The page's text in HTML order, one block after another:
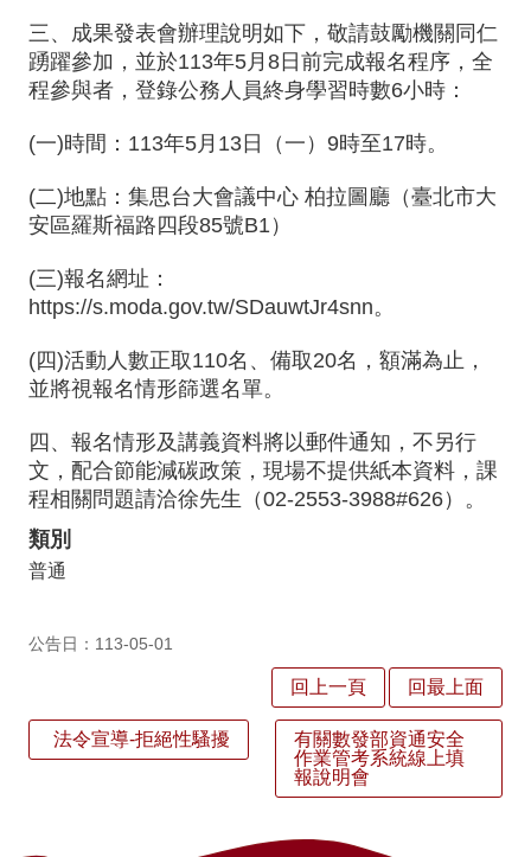
室
校
園
簿
湖
光
校
車
課
表
打
學
IPad
三、成果發表會辦理說明如下，敬請鼓勵機關同仁
踴躍參加，並於113年5月8日前完成報名程序，全
程參與者，登錄公務人員終身學習時數6小時：
(一)時間：113年5月13日（一）9時至17時。
(二)地點：集思台大會議中心 柏拉圖廳（臺北市大
安區羅斯福路四段85號B1）
(三)報名網址：
https://s.moda.gov.tw/SDauwtJr4snn。
(四)活動人數正取110名、備取20名，額滿為止，
並將視報名情形篩選名單。
四、報名情形及講義資料將以郵件通知，不另行
文，配合節能減碳政策，現場不提供紙本資料，課
程相關問題請洽徐先生（02-2553-3988#626）。
類別
普通
公告日：113-05-01
回上一頁 回最上面
法令宣導-拒絕性騷擾
有關數發部資通安全
作業管考系統線上填
報說明會